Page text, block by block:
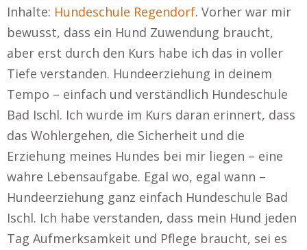
Inhalte: Hundeschule Regendorf. Vorher war mir
bewusst, dass ein Hund Zuwendung braucht,
aber erst durch den Kurs habe ich das in voller
Tiefe verstanden. Hundeerziehung in deinem
Tempo – einfach und verständlich Hundeschule
Bad Ischl. Ich wurde im Kurs daran erinnert, dass
das Wohlergehen, die Sicherheit und die
Erziehung meines Hundes bei mir liegen – eine
wahre Lebensaufgabe. Egal wo, egal wann –
Hundeerziehung ganz einfach Hundeschule Bad
Ischl. Ich habe verstanden, dass mein Hund jeden
Tag Aufmerksamkeit und Pflege braucht, sei es